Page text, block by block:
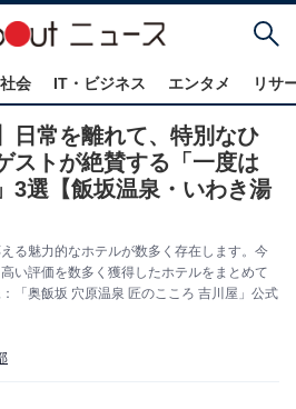
社会 IT・ビジネス エンタメ リサ
日常を離れて、特別なひ
ストが絶賛する「一度は
3選【飯坂温泉・いわき湯
る魅力的なホテルが数多く存在します。今
い評価を数多く獲得したホテルをまとめて
「奥飯坂 穴原温泉 匠のこころ 吉川屋」公式